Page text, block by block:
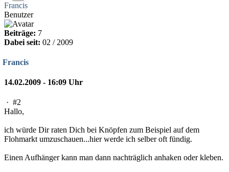
Francis
Benutzer
Beiträge: 7
Dabei seit: 02 / 2009
Francis
14.02.2009 - 16:09 Uhr
· #2
Hallo,
ich würde Dir raten Dich bei Knöpfen zum Beispiel auf dem
Flohmarkt umzuschauen...hier werde ich selber oft fündig.
Einen Aufhänger kann man dann nachträglich anhaken oder kleben.